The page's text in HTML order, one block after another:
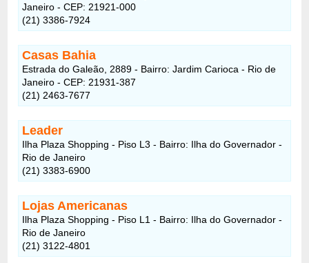
Janeiro - CEP: 21921-000
(21) 3386-7924
Casas Bahia
Estrada do Galeão, 2889 - Bairro: Jardim Carioca - Rio de
Janeiro - CEP: 21931-387
(21) 2463-7677
Leader
Ilha Plaza Shopping - Piso L3 - Bairro: Ilha do Governador -
Rio de Janeiro
(21) 3383-6900
Lojas Americanas
Ilha Plaza Shopping - Piso L1 - Bairro: Ilha do Governador -
Rio de Janeiro
(21) 3122-4801